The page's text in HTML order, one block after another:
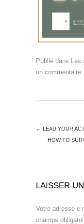
Publié dans
un commentaire
← LEAD YOUR
HOW TO
LAISSER
Votre adresse e-
champs